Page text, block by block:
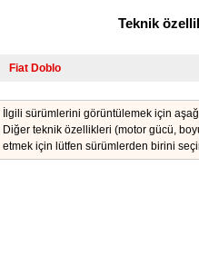
Teknik
İlgili sürümlerini görüntülemek için
Diğer teknik özellikleri (motor gücü,
etmek için lütfen sürümlerden birini